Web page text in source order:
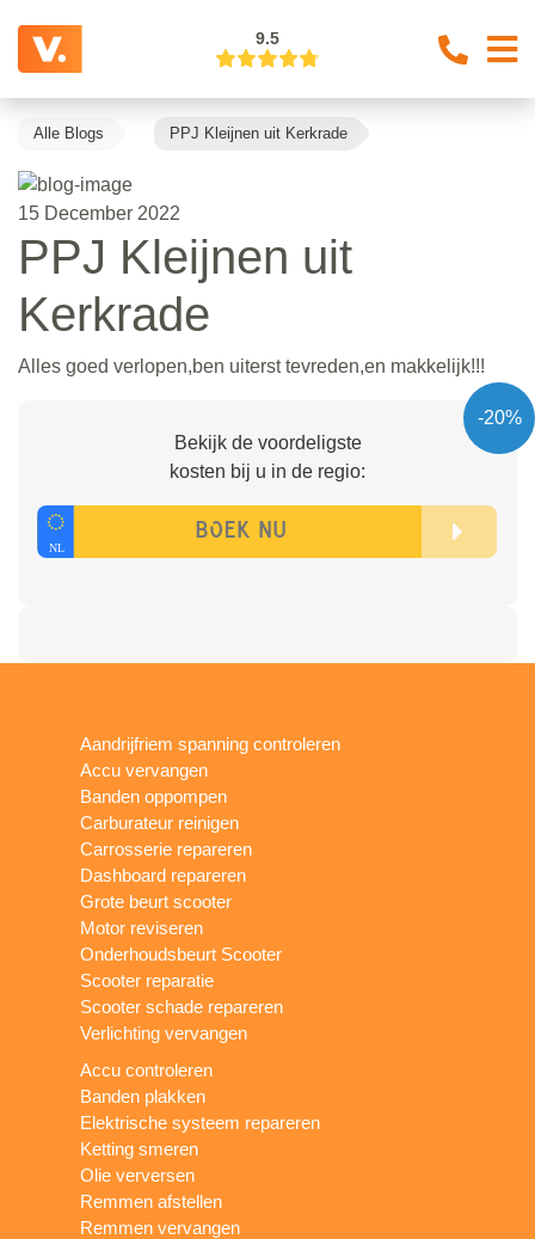
9.5
Alle Blogs PPJ Kleijnen uit Kerkrade
15 December 2022
PPJ Kleijnen uit
Kerkrade
Alles goed verlopen,ben uiterst tevreden,en makkelijk!!!
-20%
Bekijk de voordeligste
kosten bij u in de regio:
Aandrijfriem spanning controleren
Accu vervangen
Banden oppompen
Carburateur reinigen
Carrosserie repareren
Dashboard repareren
Grote beurt scooter
Motor reviseren
Onderhoudsbeurt Scooter
Scooter reparatie
Scooter schade repareren
Verlichting vervangen
Accu controleren
Banden plakken
Elektrische systeem repareren
Ketting smeren
Olie verversen
Remmen afstellen
Remmen vervangen